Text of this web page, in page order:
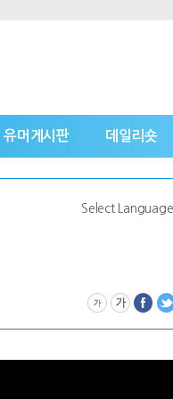
유머게시판 데일리숏
Select Language